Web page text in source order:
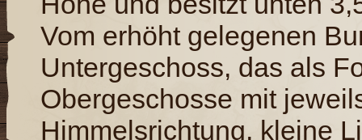
Vom erhöht gelegenen
Untergeschoss, das als
Obergeschosse mit
Himmelsrichtung, kleine